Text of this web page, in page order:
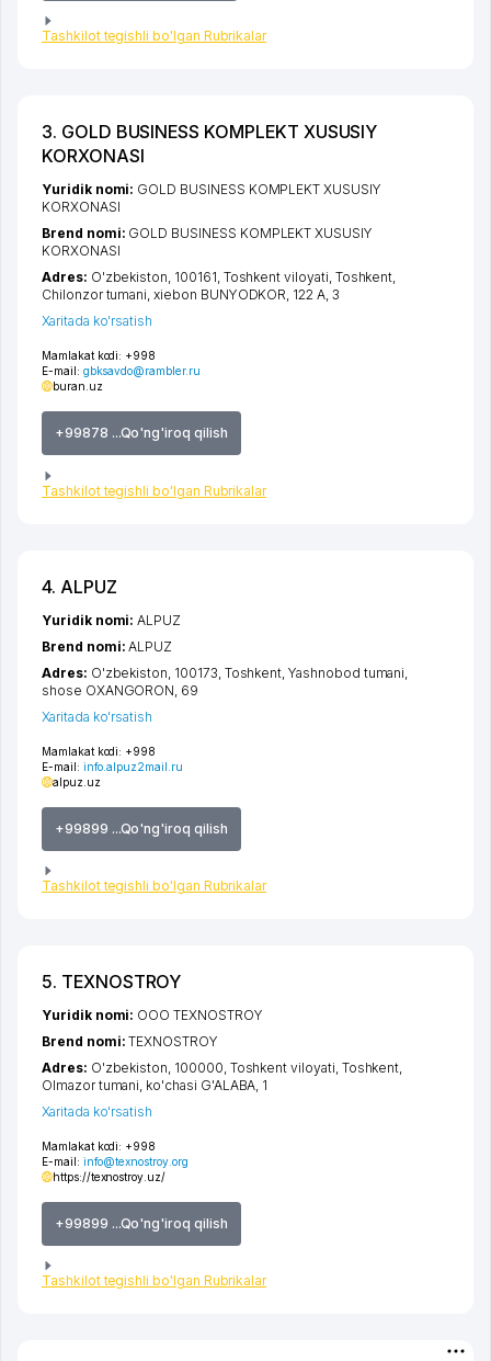
Tashkilot tegishli bo'lgan Rubrikalar
3. GOLD BUSINESS KOMPLEKT XUSUSIY
KORXONASI
Mamlakat kodi: +998
E-mail: gbksavdo@rambler.ru
buran.uz
+99878 ...Qo'ng'iroq qilish
Tashkilot tegishli bo'lgan Rubrikalar
Yuridik nomi: GOLD BUSINESS KOMPLEKT XUSUSIY
KORXONASI
Brend nomi: GOLD BUSINESS KOMPLEKT XUSUSIY
KORXONASI
Adres: O'zbekiston, 100161, Toshkent viloyati, Toshkent,
Chilonzor tumani,xiеbon BUNYODKOR, 122 A, 3
Xaritada ko'rsatish
4. ALPUZ
Mamlakat kodi: +998
E-mail: info.alpuz2mail.ru
alpuz.uz
+99899 ...Qo'ng'iroq qilish
Tashkilot tegishli bo'lgan Rubrikalar
Yuridik nomi:ALPUZ
Brend nomi:ALPUZ
Adres: O'zbekiston, 100173, Toshkent ,Yashnobod tumani
shose OXANGORON , 69
Xaritada ko'rsatish
5. TEXNOSTROY
Mamlakat kodi: +998
E-mail: info@texnostroy.org
https://texnostroy.uz/
+99899 ...Qo'ng'iroq qilish
Tashkilot tegishli bo'lgan Rubrikalar
Yuridik nomi: ООО TEXNOSTROY
Brend nomi:TEXNOSTROY
Adres: O'zbekiston, 100000, Toshkent viloyati Toshkent
Olmazor tumani ko'chasi G'ALABA , 1
Xaritada ko'rsatish